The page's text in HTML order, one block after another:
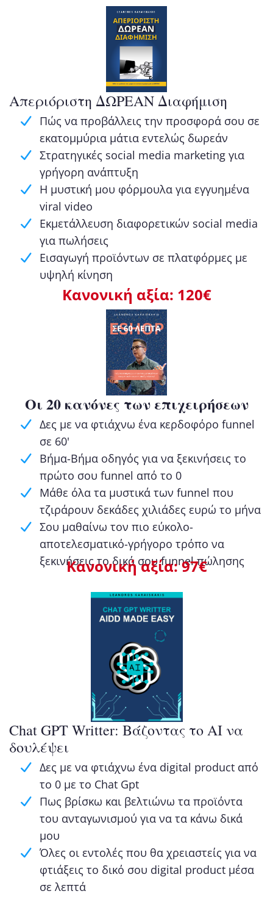
Απεριόριστη ΔΩΡΕΑΝ Διαφήμιση
Πώς να προβάλλεις την προσφορά σου σε
εκατομμύρια μάτια εντελώς δωρεάν
Στρατηγικές social media marketing για
γρήγορη ανάπτυξη
Η μυστική μου φόρμουλα για εγγυημένα
viral video
Εκμετάλλευση διαφορετικών social media
για πωλήσεις
Εισαγωγή προϊόντων σε πλατφόρμες με
υψηλή κίνηση
Κανονική αξία: 120€
Οι 20 κανόνες των επιχειρήσεων
Δες με να φτιάχνω ένα κερδοφόρο funnel
σε 60'
Βήμα-Βήμα οδηγός για να ξεκινήσεις το
πρώτο σου funnel από το 0
Μάθε όλα τα μυστικά των funnel που
τζιράρουν δεκάδες χιλιάδες ευρώ το μήνα
Σου μαθαίνω τον πιο εύκολο-
αποτελεσματικό-γρήγορο τρόπο να
ξεκινήσεις το δικό σου funnel πώλησης
Κανονική αξία: 97€
Chat GPT Writter: Βάζοντας το AI να
δουλέψει
Δες με να φτιάχνω ένα digital product από
το 0 με το Chat Gpt
Πως βρίσκω και βελτιώνω τα προϊόντα
του ανταγωνισμού για να τα κάνω δικά
μου
Όλες οι εντολές που θα χρειαστείς για να
φτιάξεις το δικό σου digital product μέσα
σε λεπτά